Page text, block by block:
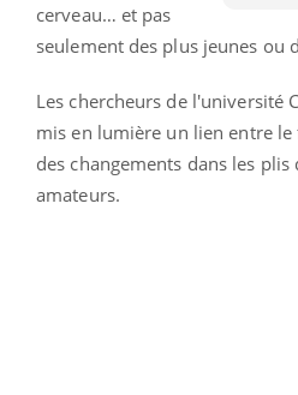
cerveau… et pas
seulement des plus jeunes ou
Les chercheurs de l'université
mis en lumière un lien entre
des changements dans les
amateurs.